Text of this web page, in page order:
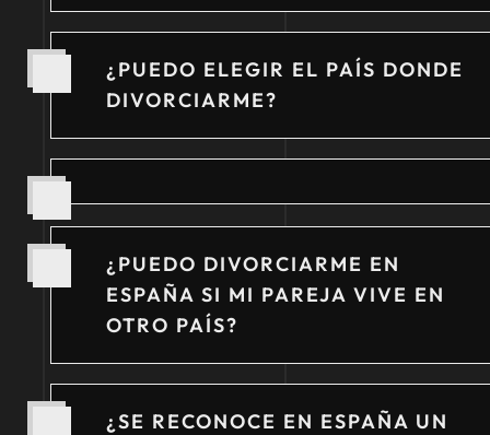
¿PUEDO ELEGIR EL PAÍS DONDE
DIVORCIARME?
¿PUEDO DIVORCIARME EN
ESPAÑA SI MI PAREJA VIVE EN
OTRO PAÍS?
¿SE RECONOCE EN ESPAÑA UN